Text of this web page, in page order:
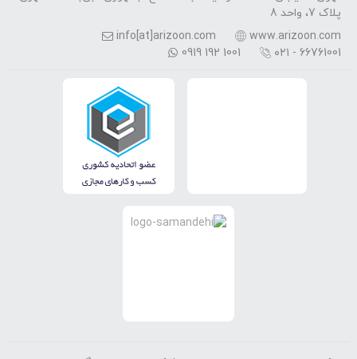
پلاک 7، واحد 8
www.arizoon.com
info[at]arizoon.com
۰۲۱ - 66761001
0919 192 1001